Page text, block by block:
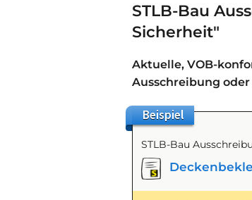
STLB-Bau
Sicherheit"
Aktuelle, VOB-
Ausschreibung
Beispiel
STLB-Bau